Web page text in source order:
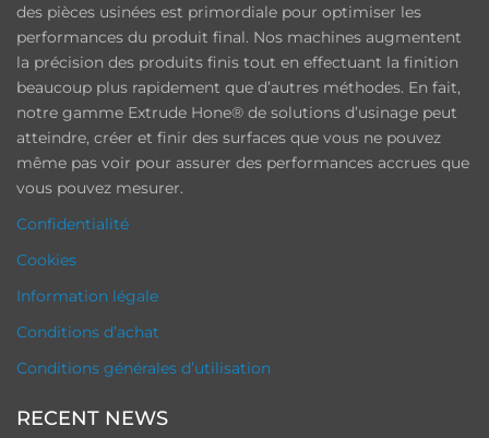
des pièces usinées est primordiale pour optimiser les
performances du produit final. Nos machines augmentent
la précision des produits finis tout en effectuant la finition
beaucoup plus rapidement que d’autres méthodes. En fait,
notre gamme Extrude Hone® de solutions d’usinage peut
atteindre, créer et finir des surfaces que vous ne pouvez
même pas voir pour assurer des performances accrues que
vous pouvez mesurer.
Confidentialité
Cookies
Information légale
Conditions d’achat
Conditions générales d’utilisation
RECENT NEWS